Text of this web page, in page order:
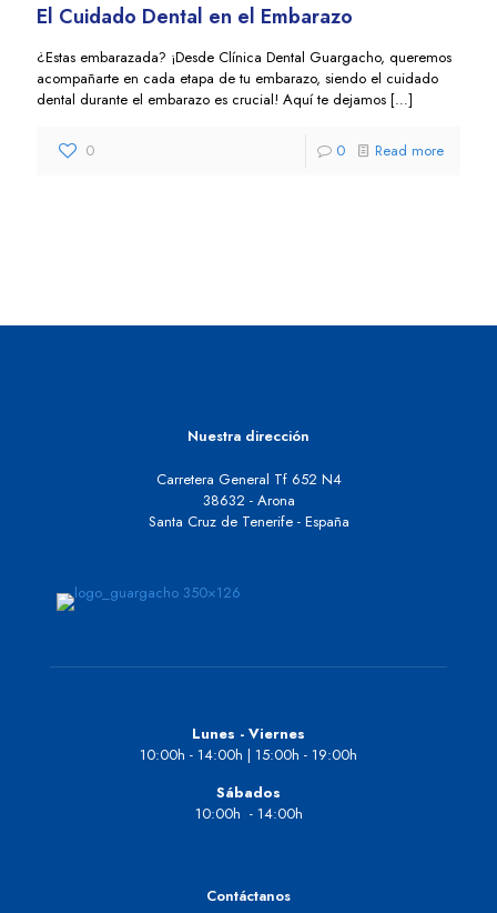
El Cuidado Dental en el Embarazo
¿Estas embarazada? ¡Desde Clínica Dental Guargacho, queremos
acompañarte en cada etapa de tu embarazo, siendo el cuidado
dental durante el embarazo es crucial! Aquí te dejamos […]
0 0 Read more
Nuestra dirección
Carretera General Tf 652 N4
38632 - Arona
Santa Cruz de Tenerife - España
Lunes - Viernes
10:00h - 14:00h | 15:00h - 19:00h
Sábados
10:00h - 14:00h
Contáctanos